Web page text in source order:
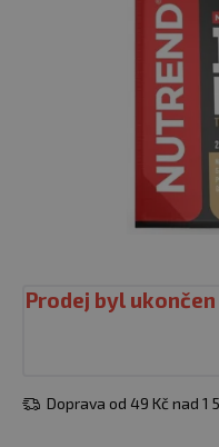
Prodej byl ukončen
Doprava od 49 Kč nad 1